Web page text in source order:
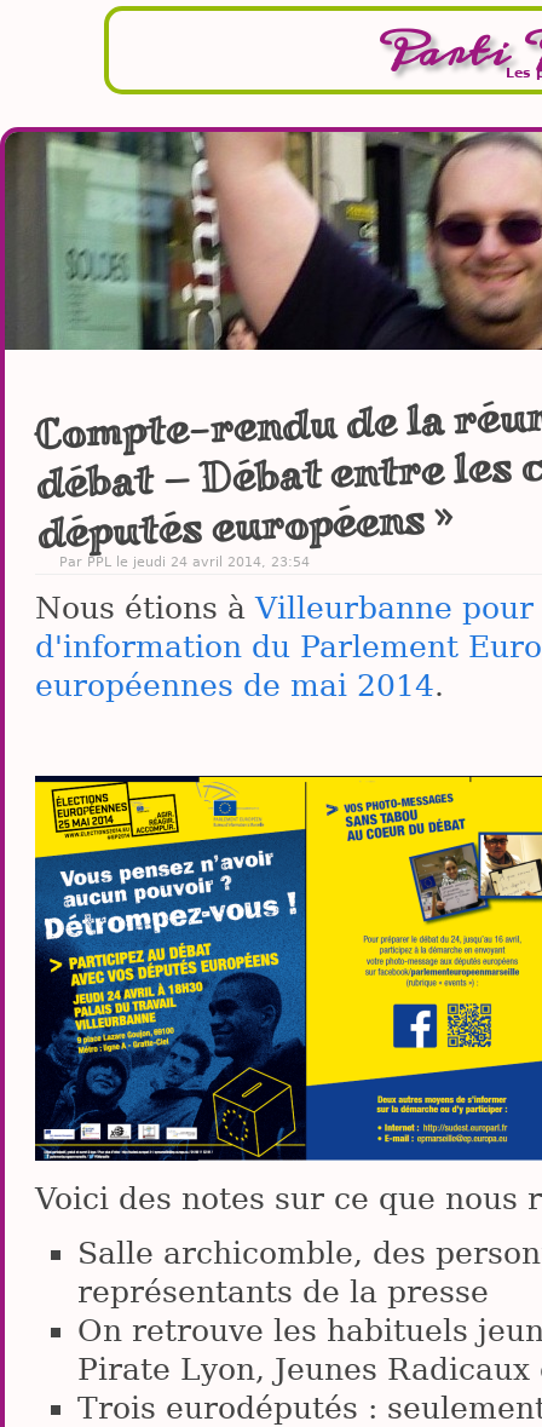
Parti Les
Compte-rendu de la
débat — Débat entre les
députés européens »
Par PPL le jeudi 24 avril 2014, 23:54
Nous étions àVilleurbanne
d'information du Parlement
européennes de mai 2014.
Voici des notes sur ce que nous
Salle archicomble, des
représentants de la presse
On retrouve les habituels
Pirate Lyon, Jeunes
Trois eurodéputés :